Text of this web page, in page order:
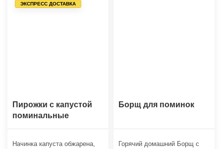
ЭКСПРЕСС ДОСТАВКА
Пирожки с капустой
поминальные
Начинка капуста обжарена,
Борщ для поминок
Горячий домашний Борщ с